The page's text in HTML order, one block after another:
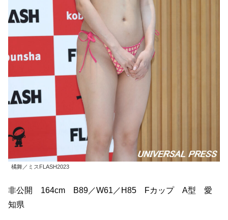
橘舞／ミスFLASH2023
非公開 164cm B89／W61／H85 Fカップ A型 愛
知県